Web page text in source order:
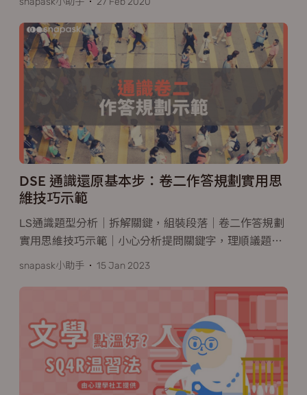
DSE 通識還原基本步：卷二作答規劃實用思
維技巧示範
LS通識題型分析｜拆解關鍵，組裝段落｜卷二作答規劃
實用思維技巧示範｜小心分析提問關鍵字，理順議題…
snapask小助手 15 Jan 2023